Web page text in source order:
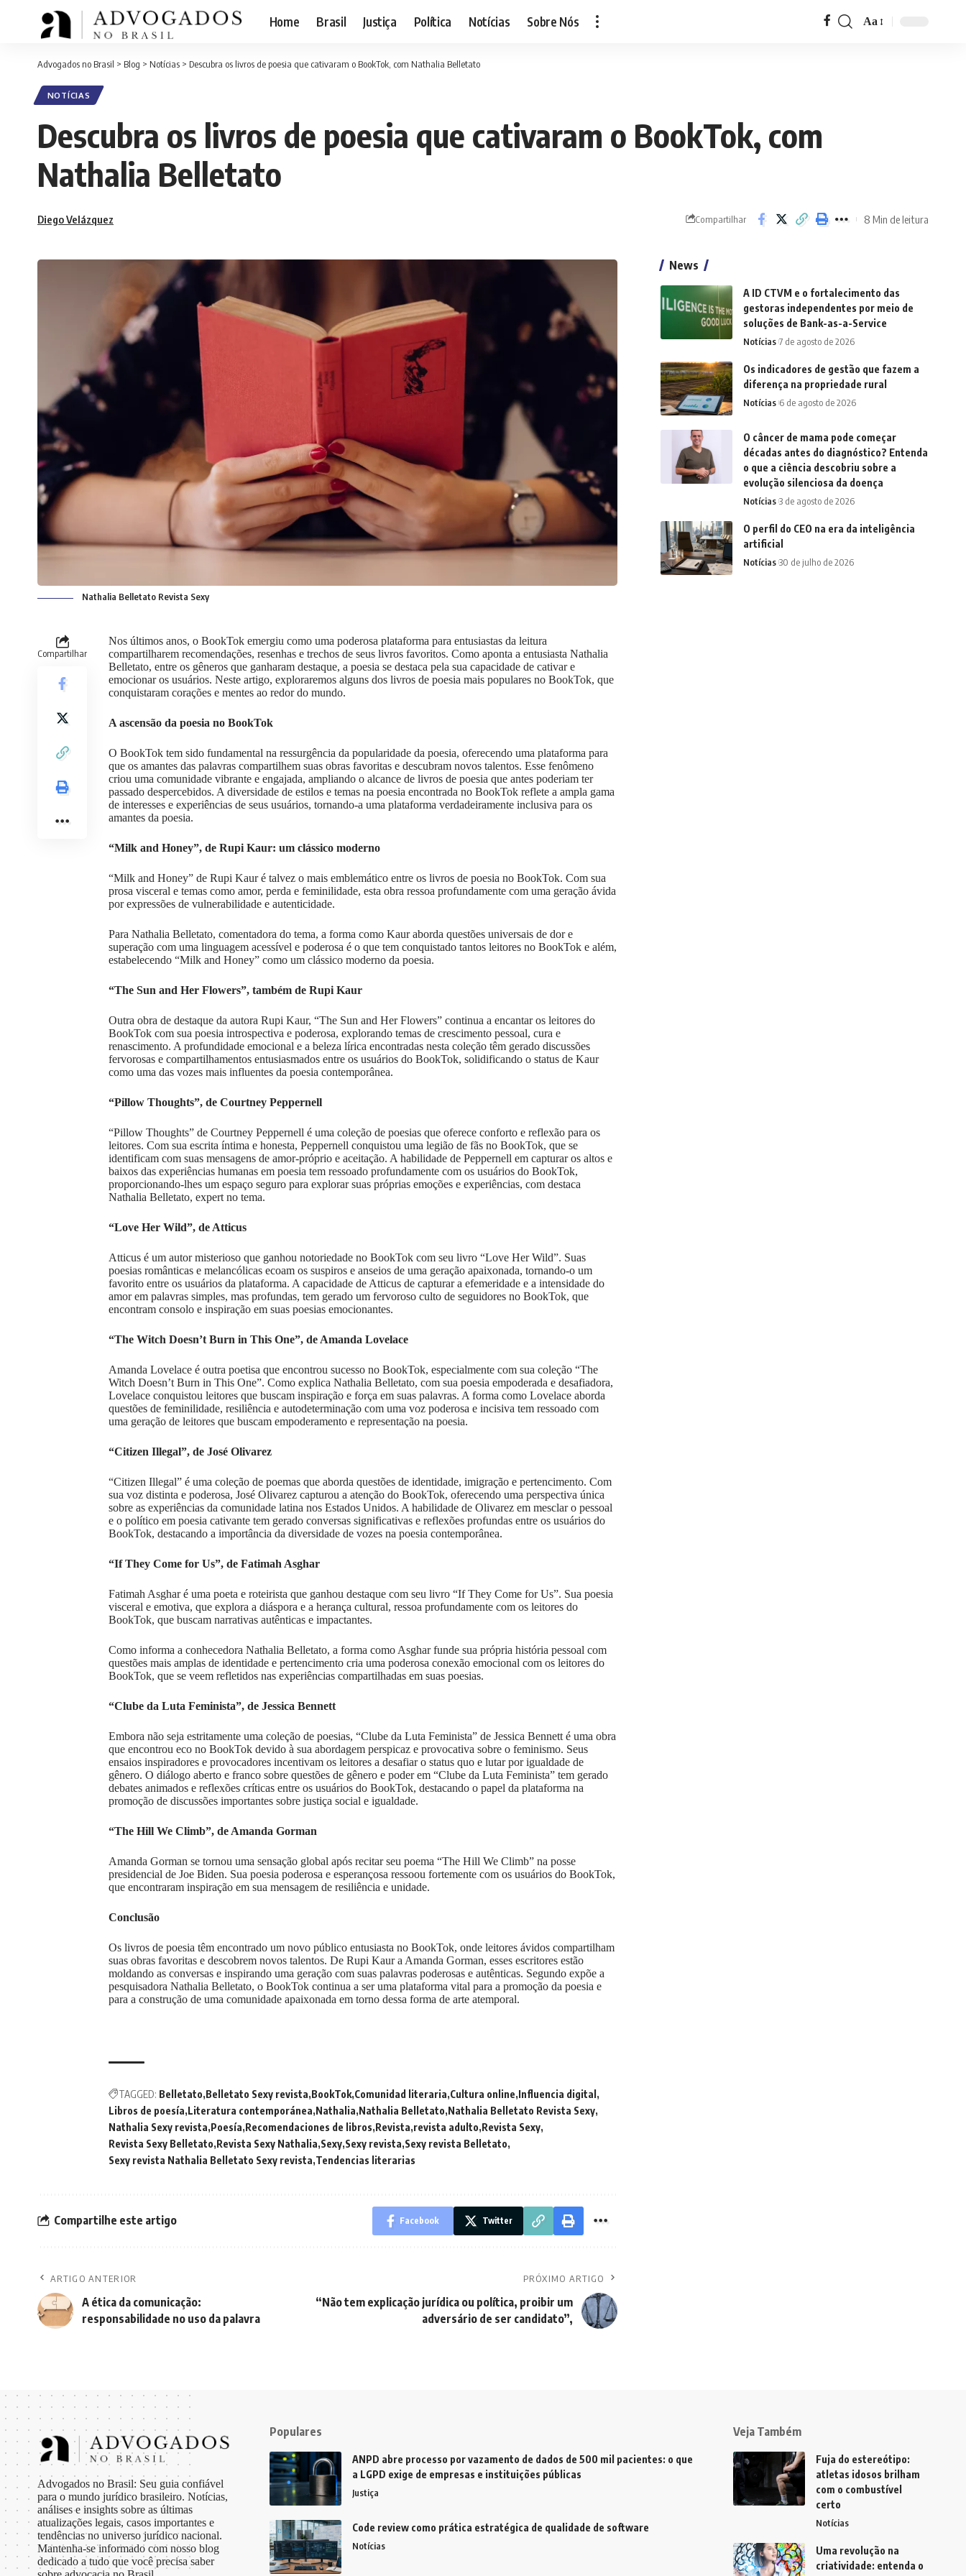
Home Brasil Justiça Política Notícias Sobre Nós
Font
Aa
Advogados no Brasil > Blog > Notícias > Descubra os livros de poesia que cativaram o BookTok, com Nathalia Belletato
NOTÍCIAS
Descubra os livros de poesia que cativaram o BookTok, com
Nathalia Belletato
Diego Velázquez Compartilhar 8 Min de leitura
Nathalia Belletato Revista Sexy
Compartilhar
Nos últimos anos, o BookTok emergiu como uma poderosa plataforma para entusiastas da leitura
compartilharem recomendações, resenhas e trechos de seus livros favoritos. Como aponta a entusiasta Nathalia
Belletato, entre os gêneros que ganharam destaque, a poesia se destaca pela sua capacidade de cativar e
emocionar os usuários. Neste artigo, exploraremos alguns dos livros de poesia mais populares no BookTok, que
conquistaram corações e mentes ao redor do mundo.
A ascensão da poesia no BookTok
O BookTok tem sido fundamental na ressurgência da popularidade da poesia, oferecendo uma plataforma para
que os amantes das palavras compartilhem suas obras favoritas e descubram novos talentos. Esse fenômeno
criou uma comunidade vibrante e engajada, ampliando o alcance de livros de poesia que antes poderiam ter
passado despercebidos. A diversidade de estilos e temas na poesia encontrada no BookTok reflete a ampla gama
de interesses e experiências de seus usuários, tornando-a uma plataforma verdadeiramente inclusiva para os
amantes da poesia.
“Milk and Honey”, de Rupi Kaur: um clássico moderno
“Milk and Honey” de Rupi Kaur é talvez o mais emblemático entre os livros de poesia no BookTok. Com sua
prosa visceral e temas como amor, perda e feminilidade, esta obra ressoa profundamente com uma geração ávida
por expressões de vulnerabilidade e autenticidade.
Para Nathalia Belletato, comentadora do tema, a forma como Kaur aborda questões universais de dor e
superação com uma linguagem acessível e poderosa é o que tem conquistado tantos leitores no BookTok e além,
estabelecendo “Milk and Honey” como um clássico moderno da poesia.
“The Sun and Her Flowers”, também de Rupi Kaur
Outra obra de destaque da autora Rupi Kaur, “The Sun and Her Flowers” continua a encantar os leitores do
BookTok com sua poesia introspectiva e poderosa, explorando temas de crescimento pessoal, cura e
renascimento. A profundidade emocional e a beleza lírica encontradas nesta coleção têm gerado discussões
fervorosas e compartilhamentos entusiasmados entre os usuários do BookTok, solidificando o status de Kaur
como uma das vozes mais influentes da poesia contemporânea.
“Pillow Thoughts”, de Courtney Peppernell
“Pillow Thoughts” de Courtney Peppernell é uma coleção de poesias que oferece conforto e reflexão para os
leitores. Com sua escrita íntima e honesta, Peppernell conquistou uma legião de fãs no BookTok, que se
identificam com suas mensagens de amor-próprio e aceitação. A habilidade de Peppernell em capturar os altos e
baixos das experiências humanas em poesia tem ressoado profundamente com os usuários do BookTok,
proporcionando-lhes um espaço seguro para explorar suas próprias emoções e experiências, com destaca
Nathalia Belletato, expert no tema.
“Love Her Wild”, de Atticus
Atticus é um autor misterioso que ganhou notoriedade no BookTok com seu livro “Love Her Wild”. Suas
poesias românticas e melancólicas ecoam os suspiros e anseios de uma geração apaixonada, tornando-o um
favorito entre os usuários da plataforma. A capacidade de Atticus de capturar a efemeridade e a intensidade do
amor em palavras simples, mas profundas, tem gerado um fervoroso culto de seguidores no BookTok, que
encontram consolo e inspiração em suas poesias emocionantes.
“The Witch Doesn’t Burn in This One”, de Amanda Lovelace
Amanda Lovelace é outra poetisa que encontrou sucesso no BookTok, especialmente com sua coleção “The
Witch Doesn’t Burn in This One”. Como explica Nathalia Belletato, com sua poesia empoderada e desafiadora,
Lovelace conquistou leitores que buscam inspiração e força em suas palavras. A forma como Lovelace aborda
questões de feminilidade, resiliência e autodeterminação com uma voz poderosa e incisiva tem ressoado com
uma geração de leitores que buscam empoderamento e representação na poesia.
“Citizen Illegal”, de José Olivarez
“Citizen Illegal” é uma coleção de poemas que aborda questões de identidade, imigração e pertencimento. Com
sua voz distinta e poderosa, José Olivarez capturou a atenção do BookTok, oferecendo uma perspectiva única
sobre as experiências da comunidade latina nos Estados Unidos. A habilidade de Olivarez em mesclar o pessoal
e o político em poesia cativante tem gerado conversas significativas e reflexões profundas entre os usuários do
BookTok, destacando a importância da diversidade de vozes na poesia contemporânea.
“If They Come for Us”, de Fatimah Asghar
Fatimah Asghar é uma poeta e roteirista que ganhou destaque com seu livro “If They Come for Us”. Sua poesia
visceral e emotiva, que explora a diáspora e a herança cultural, ressoa profundamente com os leitores do
BookTok, que buscam narrativas autênticas e impactantes.
Como informa a conhecedora Nathalia Belletato, a forma como Asghar funde sua própria história pessoal com
questões mais amplas de identidade e pertencimento cria uma poderosa conexão emocional com os leitores do
BookTok, que se veem refletidos nas experiências compartilhadas em suas poesias.
“Clube da Luta Feminista”, de Jessica Bennett
Embora não seja estritamente uma coleção de poesias, “Clube da Luta Feminista” de Jessica Bennett é uma obra
que encontrou eco no BookTok devido à sua abordagem perspicaz e provocativa sobre o feminismo. Seus
ensaios inspiradores e provocadores incentivam os leitores a desafiar o status quo e lutar por igualdade de
gênero. O diálogo aberto e franco sobre questões de gênero e poder em “Clube da Luta Feminista” tem gerado
debates animados e reflexões críticas entre os usuários do BookTok, destacando o papel da plataforma na
promoção de discussões importantes sobre justiça social e igualdade.
“The Hill We Climb”, de Amanda Gorman
Amanda Gorman se tornou uma sensação global após recitar seu poema “The Hill We Climb” na posse
presidencial de Joe Biden. Sua poesia poderosa e esperançosa ressoou fortemente com os usuários do BookTok,
que encontraram inspiração em sua mensagem de resiliência e unidade.
Conclusão
Os livros de poesia têm encontrado um novo público entusiasta no BookTok, onde leitores ávidos compartilham
suas obras favoritas e descobrem novos talentos. De Rupi Kaur a Amanda Gorman, esses escritores estão
moldando as conversas e inspirando uma geração com suas palavras poderosas e autênticas. Segundo expõe a
pesquisadora Nathalia Belletato, o BookTok continua a ser uma plataforma vital para a promoção da poesia e
para a construção de uma comunidade apaixonada em torno dessa forma de arte atemporal.
TAGGED: Belletato Belletato Sexy revista BookTok Comunidad literaria Cultura online Influencia digital
Libros de poesía Literatura contemporánea Nathalia Nathalia Belletato Nathalia Belletato Revista Sexy
Nathalia Sexy revista Poesía Recomendaciones de libros Revista revista adulto Revista Sexy
Revista Sexy Belletato Revista Sexy Nathalia Sexy Sexy revista Sexy revista Belletato
Sexy revista Nathalia Belletato Sexy revista Tendencias literarias
Compartilhe este artigo Facebook Twitter
ARTIGO ANTERIOR
A ética da comunicação:
responsabilidade no uso da palavra
PRÓXIMO ARTIGO
“Não tem explicação jurídica ou política, proibir um
adversário de ser candidato”,
News
A ID CTVM e o fortalecimento das
gestoras independentes por meio de
soluções de Bank-as-a-Service
Notícias 7 de agosto de 2026
Os indicadores de gestão que fazem a
diferença na propriedade rural
Notícias 6 de agosto de 2026
O câncer de mama pode começar
décadas antes do diagnóstico? Entenda
o que a ciência descobriu sobre a
evolução silenciosa da doença
Notícias 3 de agosto de 2026
O perfil do CEO na era da inteligência
artificial
Notícias 30 de julho de 2026
Advogados no Brasil: Seu guia confiável
para o mundo jurídico brasileiro. Notícias,
análises e insights sobre as últimas
atualizações legais, casos importantes e
tendências no universo jurídico nacional.
Mantenha-se informado com nosso blog
dedicado a tudo que você precisa saber
Populares
ANPD abre processo por vazamento de dados de 500 mil pacientes: o que
a LGPD exige de empresas e instituições públicas
Justiça
Code review como prática estratégica de qualidade de software
Notícias
Veja Também
Fuja do estereótipo:
atletas idosos brilham
com o combustível
certo
Notícias
Uma revolução na
criatividade: entenda o